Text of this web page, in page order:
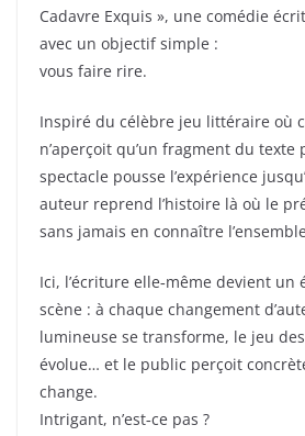
Cadavre Exquis », une comédie
avec un objectif simple :
vous faire rire.
Inspiré du célèbre jeu littéraire où
n’aperçoit qu’un fragment du texte
spectacle pousse l’expérience
auteur reprend l’histoire là où le
sans jamais en connaître
Ici, l’écriture elle‑même devient un
scène : à chaque changement
lumineuse se transforme, le jeu
évolue… et le public perçoit
change.
Intrigant, n’est‑ce pas ?